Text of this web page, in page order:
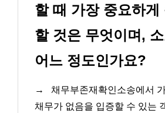
할 때 가장 중요하게
할 것은 무엇이며,
어느 정도인가요?
→
채무부존재확인소송에서
채무가 없음을 입증할 수 있는